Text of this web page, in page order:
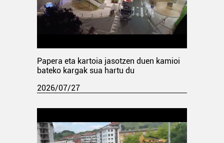
Papera eta kartoia jasotzen duen kamioi
bateko kargak sua hartu du
2026/07/27